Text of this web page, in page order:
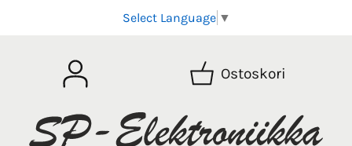
Select Language ▼
Ostoskori